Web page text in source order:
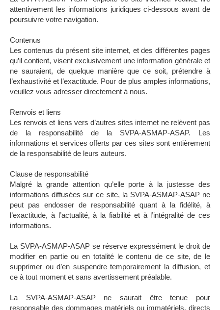
attentivement les informations juridiques ci-dessous avant de
poursuivre votre navigation.
Contenus
Les contenus du présent site internet, et des différentes pages
qu’il contient, visent exclusivement une information générale et
ne sauraient, de quelque manière que ce soit, prétendre à
l’exhaustivité et l’exactitude. Pour de plus amples informations,
veuillez vous adresser directement à nous.
Renvois et liens
Les renvois et liens vers d’autres sites internet ne relèvent pas
de la responsabilité de la SVPA-ASMAP-ASAP. Les
informations et services offerts par ces sites sont entièrement
de la responsabilité de leurs auteurs.
Clause de responsabilité
Malgré la grande attention qu’elle porte à la justesse des
informations diffusées sur ce site, la SVPA-ASMAP-ASAP ne
peut pas endosser de responsabilité quant à la fidélité, à
l’exactitude, à l’actualité, à la fiabilité et à l’intégralité de ces
informations.
La SVPA-ASMAP-ASAP se réserve expressément le droit de
modifier en partie ou en totalité le contenu de ce site, de le
supprimer ou d’en suspendre temporairement la diffusion, et
ce à tout moment et sans avertissement préalable.
La SVPA-ASMAP-ASAP ne saurait être tenue pour
responsable des dommages matériels ou immatériels, directs